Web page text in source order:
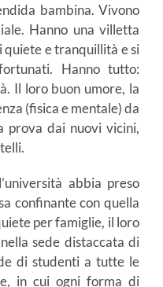
bambina. Vivono
Hanno una villetta
quiete e tranquillità e si
Hanno tutto:
Il loro buon umore, la
(fisica e mentale) da
prova dai nuovi vicini,
abbia preso
confinante con quella
per famiglie, il loro
sede distaccata di
di studenti a tutte le
in cui ogni forma di